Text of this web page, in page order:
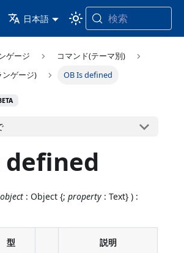
テーション
日本語 検索
ゲージ
コマンド(テーマ別)
ンゲージ)
OB Is defined
defined
object : Object {;property : Text} ) :
型 説明